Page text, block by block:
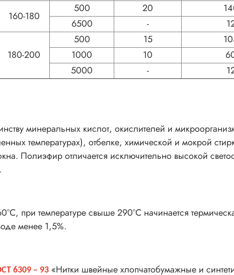
160-180
500 20
6500
-
180-200
500 15
1000
10
5000
-
минеральных кислот, окислителей и
температурах), отбелке, химической и мокрой
Полиэфир отличается исключительно высокой
при температуре свыше 290°С начинается
менее 1,5%.
6309 – 93 «Нитки швейные хлопчатобумажные и